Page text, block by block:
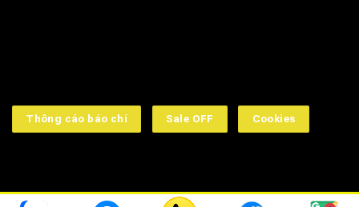
Thông cáo báo chí Sale OFF Cookies
➤ Công ty TNHH Funismart: 16 Đường số 2, KDC Kim